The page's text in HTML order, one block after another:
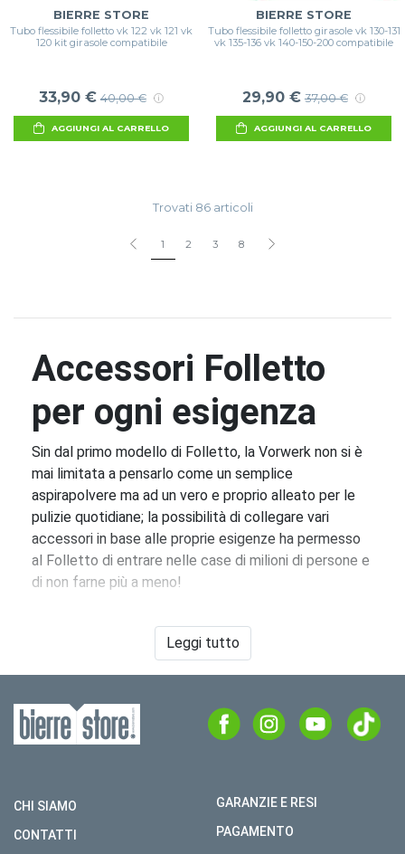
BIERRE STORE
Tubo flessibile folletto vk 122 vk 121 vk
120 kit girasole compatibile
33,90 € 40,00 €
AGGIUNGI AL CARRELLO
BIERRE STORE
Tubo flessibile folletto girasole vk 130-131
vk 135-136 vk 140-150-200 compatibile
29,90 € 37,00 €
AGGIUNGI AL CARRELLO
Trovati 86 articoli
1 2 3 8
Accessori Folletto
per ogni esigenza
Sin dal primo modello di Folletto, la Vorwerk non si è
mai limitata a pensarlo come un semplice
aspirapolvere ma ad un vero e proprio alleato per le
pulizie quotidiane; la possibilità di collegare vari
accessori in base alle proprie esigenze ha permesso
al Folletto di entrare nelle case di milioni di persone e
di non farne più a meno!
enorme ,esistono prodotti diversi per ogni tipo di
esigenza. Dalle spazzole ai tubi estensibili, passando
Folletto fino ad arrivare agli accessori elettrificati
come lucidatrici, lavapavimenti ed altri strumenti da
collegare alla vostra scopa elettrica a marchio
all’igiene di casa.
Leggi tutto
CHI SIAMO
CONTATTI
GARANZIE E RESI
PAGAMENTO